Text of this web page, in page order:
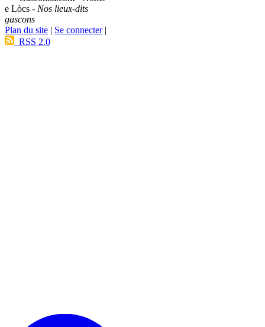
e Lòcs - Nos lieux-dits
gascons
Plan du site | Se connecter|
RSS 2.0